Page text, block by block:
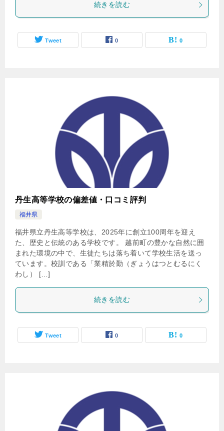
続きを読む
Tweet 0 0
丹生高等学校の偏差値・口コミ評判
福井県
福井県立丹生高等学校は、2025年に創立100周年を迎え
た、歴史と伝統のある学校です。 越前町の豊かな自然に囲
まれた環境の中で、生徒たちは落ち着いて学校生活を送っ
ています。校訓である「業精於勤（ぎょうはつとむるにく
わし） […]
続きを読む
Tweet 0 0